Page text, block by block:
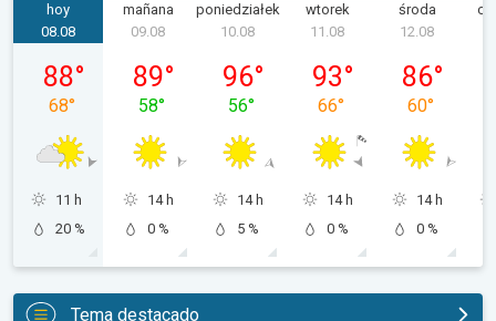
hoy
sobota, 08.08
08.08
88°
68°
11 h
20 %
mañana
09.08
89°
58°
14 h
0 %
poniedziałek
10.08
96°
56°
14 h
5 %
wtorek
11.08
93°
66°
14 h
0 %
środa
12.08
86°
60°
14 h
0 %
Tema destacado